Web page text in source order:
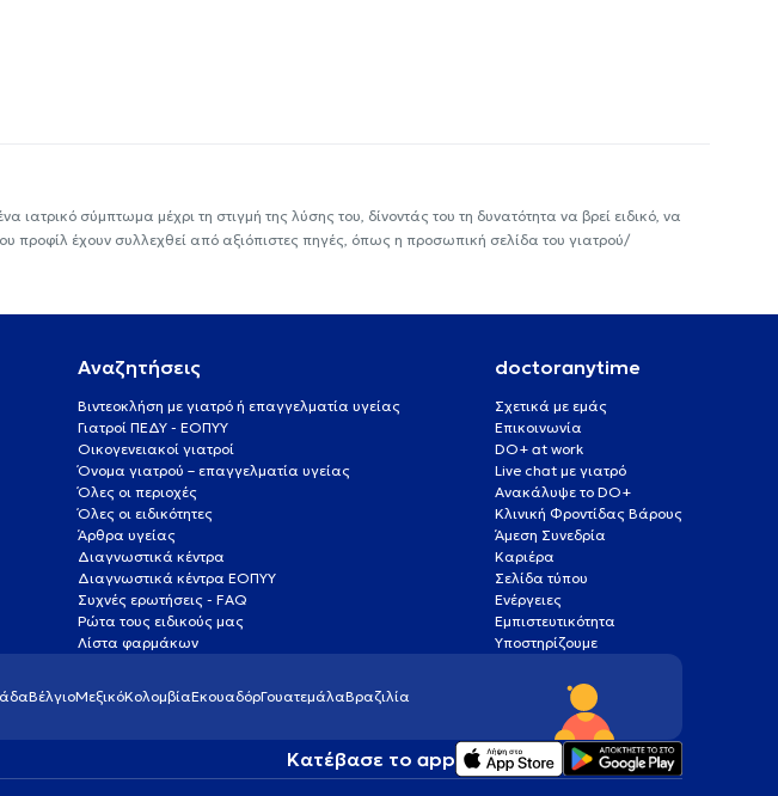
σύμπτωμα μέχρι τη στιγμή της λύσης του, δίνοντάς του τη δυνατότητα να βρεί ειδικό, να
προφίλ έχουν συλλεχθεί από αξιόπιστες πηγές, όπως η προσωπική σελίδα του γιατρού/
Αναζητήσεις
Βιντεοκλήση με γιατρό ή επαγγελματία υγείας
Γιατροί ΠΕΔΥ - ΕΟΠΥΥ
Οικογενειακοί γιατροί
Όνομα γιατρού – επαγγελματία υγείας
Όλες οι περιοχές
Όλες οι ειδικότητες
Άρθρα υγείας
Διαγνωστικά κέντρα
Διαγνωστικά κέντρα ΕΟΠΥΥ
Συχνές ερωτήσεις - FAQ
Ρώτα τους ειδικούς μας
Λίστα φαρμάκων
doctoranytime
Σχετικά με εμάς
Επικοινωνία
DO+ at work
Live chat με γιατρό
Ανακάλυψε το DO+
Κλινική Φροντίδας Βάρους
Άμεση Συνεδρία
Καριέρα
Σελίδα τύπου
Ενέργειες
Εμπιστευτικότητα
Υποστηρίζουμε
ΒέλγιοΜεξικόΚολομβίαΕκουαδόρΓουατεμάλαΒραζιλία
Κατέβασε το app